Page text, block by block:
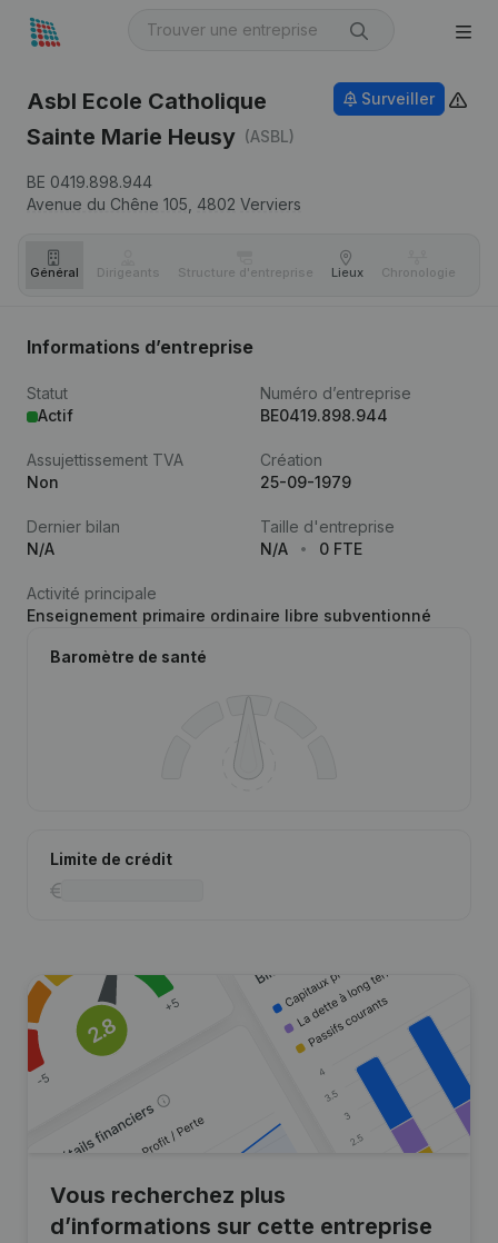
Asbl Ecole Catholique
Sainte Marie Heusy (ASBL)
BE 0419.898.944
Avenue du Chêne 105, 4802 Verviers
Surveiller
Général Dirigeants Structure d'entreprise Lieux Chronologie
Informations d’entreprise
Statut
Actif
Numéro d’entreprise
BE0419.898.944
Assujettissement TVA
Non
Création
25-09-1979
Dernier bilan
N/A
Taille d'entreprise
N/A
0 FTE
Activité principale
Enseignement primaire ordinaire libre subventionné
Baromètre de santé
Limite de crédit
Vous recherchez plus
d’informations sur cette entreprise